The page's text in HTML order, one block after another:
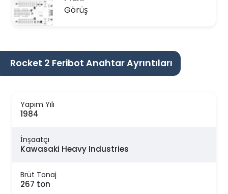
Görüş
Rocket 2 Feribot Anahtar Ayrıntıları
Yapım Yılı
1984
İnşaatçı
Kawasaki Heavy Industries
Brüt Tonaj
267 ton